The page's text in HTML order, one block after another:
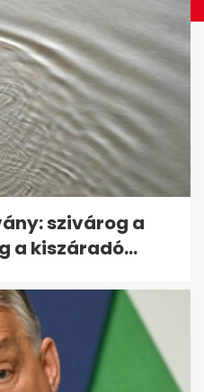
részesedést
Townban,
szivárog a
a kiszáradó...